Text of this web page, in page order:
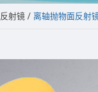
反射镜 离轴抛物面反射